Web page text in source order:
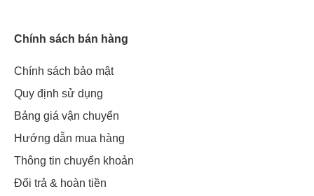
Chính sách bán hàng
Chính sách bảo mật
Quy định sử dụng
Bảng giá vận chuyển
Hướng dẫn mua hàng
Thông tin chuyển khoản
Đổi trả & hoàn tiền